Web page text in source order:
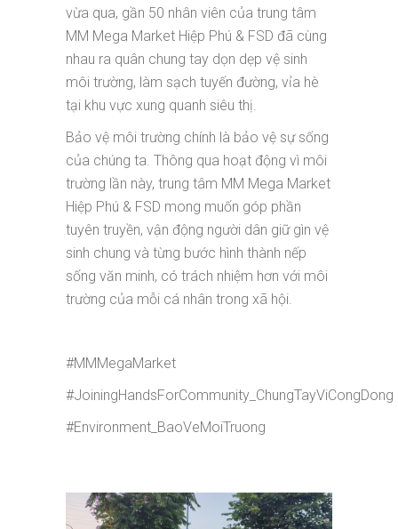
vừa qua, gần 50 nhân viên của trung tâm
MM Mega Market Hiệp Phú & FSD đã cùng
nhau ra quân chung tay dọn dẹp vệ sinh
môi trường, làm sạch tuyến đường, vỉa hè
tại khu vực xung quanh siêu thị.
Bảo vệ môi trường chính là bảo vệ sự sống
của chúng ta. Thông qua hoạt động vì môi
trường lần này, trung tâm MM Mega Market
Hiệp Phú & FSD mong muốn góp phần
tuyên truyền, vận động người dân giữ gìn vệ
sinh chung và từng bước hình thành nếp
sống văn minh, có trách nhiệm hơn với môi
trường của mỗi cá nhân trong xã hội.
#MMMegaMarket
#JoiningHandsForCommunity_ChungTayViCongDong
#Environment_BaoVeMoiTruong